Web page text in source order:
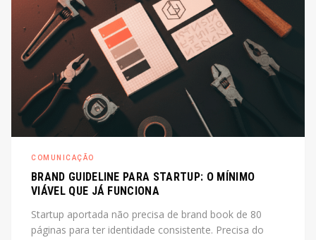
COMUNICAÇÃO
BRAND GUIDELINE PARA STARTUP: O MÍNIMO
VIÁVEL QUE JÁ FUNCIONA
Startup aportada não precisa de brand book de 80
páginas para ter identidade consistente. Precisa do